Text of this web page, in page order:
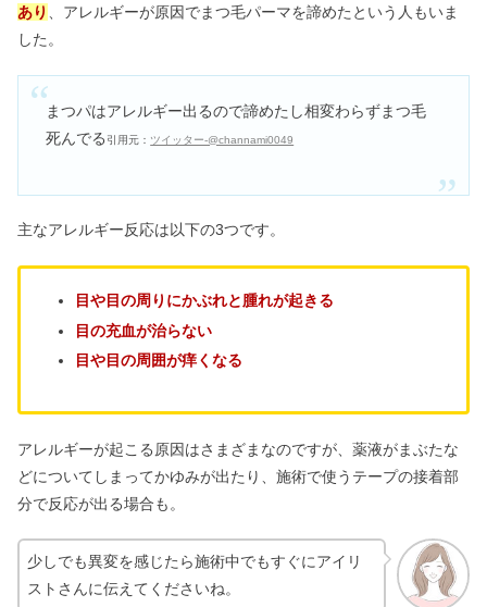
あり 、アレルギーが原因でまつ毛パーマを諦めたという人もいま
した。
まつパはアレルギー出るので諦めたし相変わらずまつ毛
死んでる 引用元： ツイッター-@channami0049
主なアレルギー反応は以下の3つです。
目や目の周りにかぶれと腫れが起きる
目の充血が治らない
目や目の周囲が痒くなる
アレルギーが起こる原因はさまざまなのですが、薬液がまぶたな
どについてしまってかゆみが出たり、施術で使うテープの接着部
分で反応が出る場合も。
少しでも異変を感じたら施術中でもすぐにアイリ
ストさんに伝えてくださいね。